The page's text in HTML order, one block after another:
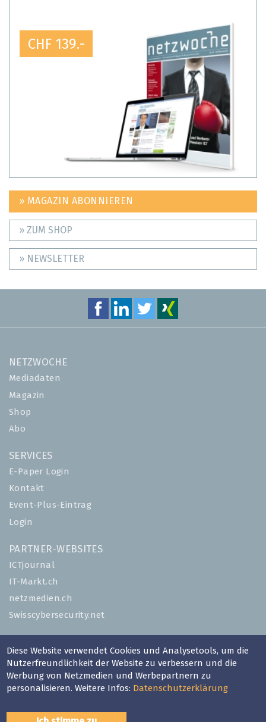
CHF 139.-
» MAGAZIN ABONNIEREN
» ZUM SHOP
» NEWSLETTER
NETZWOCHE
Mediadaten
Magazin
Shop
Abo
SERVICES
E-Paper Login
Kontakt
Event-Plus-Eintrag
Login
PARTNER-WEBSITES
ICTjournal
IT-Markt.ch
netzmedien.ch
Swisscybersecurity.net
Impressum
AGB
Nutzungsbestimmungen
Diese Website verwendet Cookies und Analysetools, um die
Nutzerfreundlichkeit der Website zu verbessern und die
Werbung von Netzmedien und Werbepartnern zu
personalisieren. Weitere Infos: Datenschutzerklärung